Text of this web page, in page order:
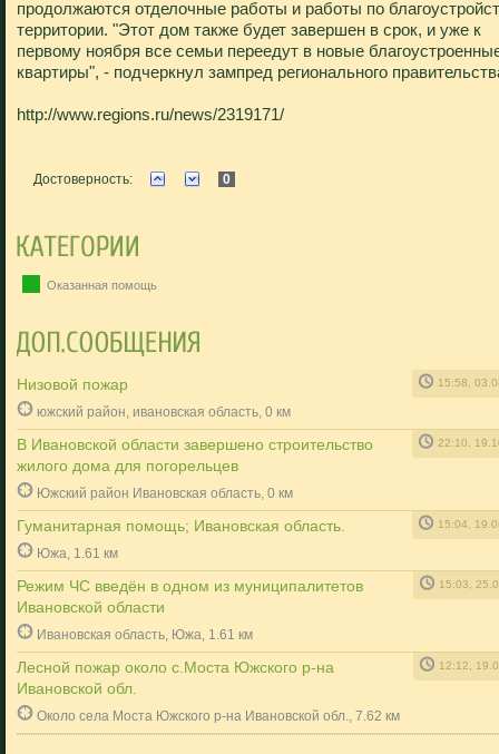
продолжаются отделочные работы и работы по
территории. "Этот дом также будет завершен в срок, и уже к
первому ноября все семьи переедут в новые
квартиры", - подчеркнул зампред регионального
http://www.regions.ru/news/2319171/
Достоверность: 0
Оказанная помощь
Низовой пожар 15:58,
южский район, ивановская область, 0 км
В Ивановской области завершено строительство
жилого дома для погорельцев
22:10,
Южский район Ивановская область, 0 км
Гуманитарная помощь; Ивановская область. 15:04,
Южа, 1.61 км
Режим ЧС введён в одном из муниципалитетов
Ивановской области
15:03,
Ивановская область, Южа, 1.61 км
Лесной пожар около с.Моста Южского р-на
Ивановской обл.
12:12,
Около села Моста Южского р-на Ивановской обл., 7.62 км